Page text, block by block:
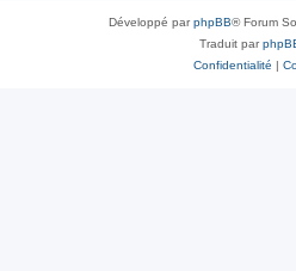
Développé parphpBB® Forum
Traduit par
Confidentialité |